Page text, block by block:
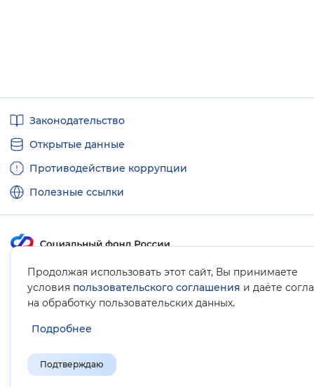
Продолжая использовать этот сайт, Вы принимаете
условия пользовательского соглашения и даёте
на обработку пользовательских данных.
Подробнее
Подтверждаю
ссылкиЗаконодательство
Открытые данные
Противодействие коррупции
Полезные ссылки
Карта сайта
© Социальный фонд России, 2008-2026